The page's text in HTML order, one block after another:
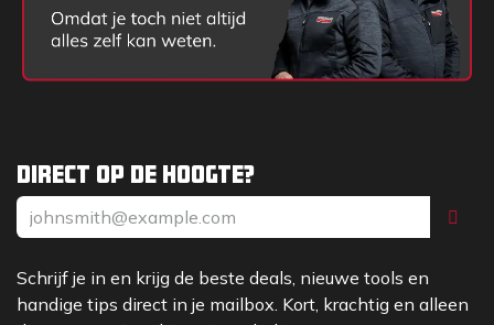
Direct op de hoogte?
Schrijf je in en krijg de beste deals, nieuwe tools en
handige tips direct in je mailbox. Kort, krachtig en alleen